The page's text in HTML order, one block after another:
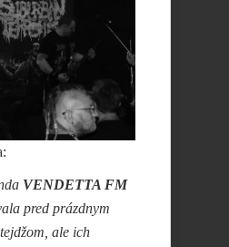
VENDETTA FM
pred prázdnym
ale ich